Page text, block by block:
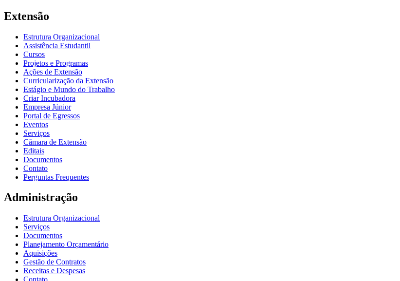
Extensão
Estrutura Organizacional
Assistência Estudantil
Cursos
Projetos e Programas
Ações de Extensão
Curricularização da Extensão
Estágio e Mundo do Trabalho
Criar Incubadora
Empresa Júnior
Portal de Egressos
Eventos
Serviços
Câmara de Extensão
Editais
Documentos
Contato
Perguntas Frequentes
Administração
Estrutura Organizacional
Serviços
Documentos
Planejamento Orçamentário
Aquisições
Gestão de Contratos
Receitas e Despesas